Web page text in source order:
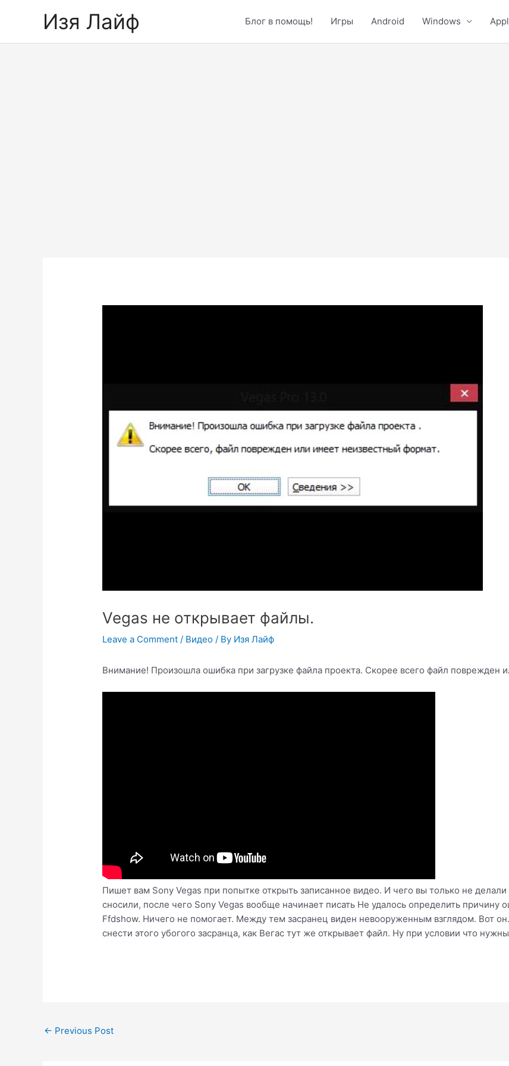
Изя Лайф Блог в помощь! Игры Android Windows
Vegas не открывает файлы.
Leave a Comment / Видео / By Изя Лайф
Внимание! Произошла ошибка при загрузке файла проекта. Скорее всего файл поврежден
Пишет вам Sony Vegas при попытке открыть записанное видео. И чего вы только не
сносили, после чего Sony Vegas вообще начинает писать Не удалось определить причину
Ffdshow. Ничего не помогает. Между тем засранец виден невооруженным взглядом. Вот
снести этого убогого засранца, как Вегас тут же открывает файл. Ну при условии что
Post
← Previous Post